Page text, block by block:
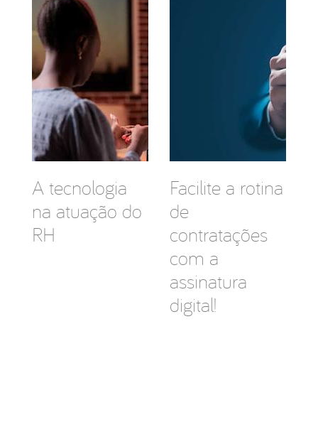
A tecnologia
na atuação do
RH
Facilite a rotina
de
contratações
com a
assinatura
digital!